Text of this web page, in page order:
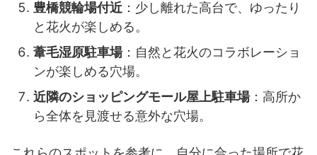
豊橋競輪場付近 ：少し離れた高台で、ゆったり
と花火が楽しめる。
葦毛湿原駐車場：自然と花火のコラボレーショ
ンが楽しめる穴場。
近隣のショッピングモール屋上駐車場：高所か
ら全体を見渡せる意外な穴場。